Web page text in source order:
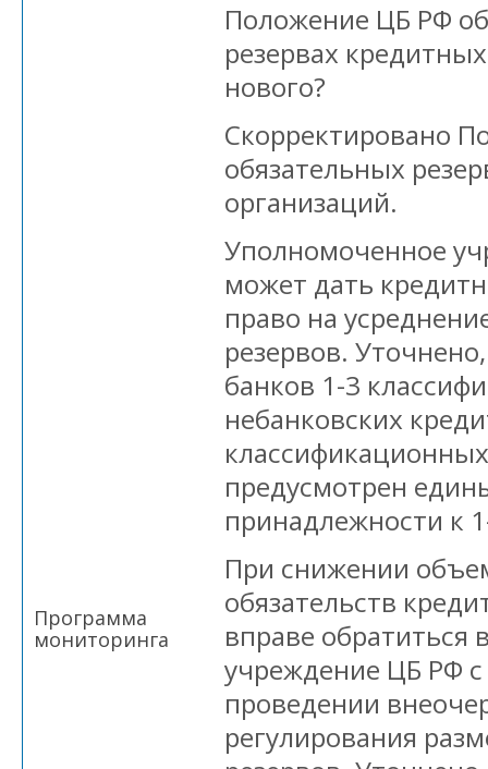
Программа
мониторинга
Положение ЦБ РФ
резервах
нового?
Скорректировано
обязательных
организаций.
Уполномоченное
может дать
право на
резервов.
банков 1-3
небанковских
предусмотрен
принадлежности к
При снижении
обязательств
вправе обратиться
учреждение ЦБ РФ
проведении
регулирования